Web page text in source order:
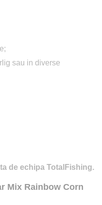
sau in diverse
de echipa TotalFishing.
Mix Rainbow Corn